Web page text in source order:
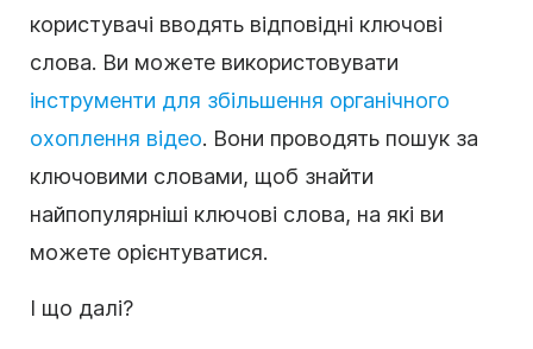
користувачі вводять відповідні ключові
слова. Ви можете використовувати
інструменти для збільшення органічного
охоплення відео. Вони проводять пошук за
ключовими словами, щоб знайти
найпопулярніші ключові слова, на які ви
можете орієнтуватися.
І що далі?